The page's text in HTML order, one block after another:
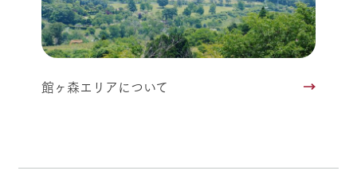
館ヶ森エリアについて